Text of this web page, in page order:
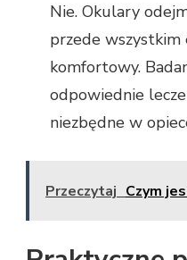
Nie. Okulary
przede wszystkim
komfortowy.
odpowiednie
niezbędne w
Przeczytaj Czym